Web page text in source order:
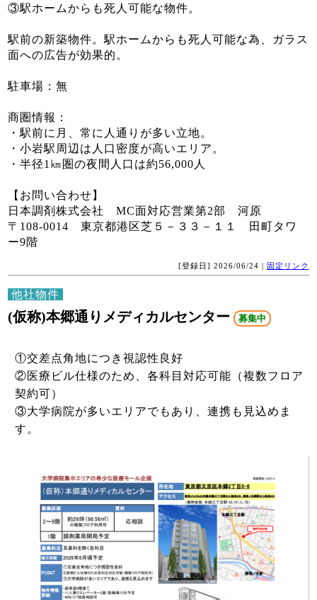
③駅ホームからも死人可能な物件。
駅前の新築物件。駅ホームからも死人可能な為、ガラス
面への広告が効果的。
駐車場：無
商圏情報：
・駅前に月、常に人通りが多い立地。
・小岩駅周辺は人口密度が高いエリア。
・半径1㎞圏の夜間人口は約56,000人
【お問い合わせ】
日本調剤株式会社 MC面対応営業第2部 河原
〒108-0014 東京都港区芝５－３３－１１ 田町タワ
ー9階
[登録日] 2026/06/24 | 固定リンク
他社物件
(仮称)本郷通りメディカルセンター 募集中
①交差点角地につき視認性良好
②医療ビル仕様のため、各科目対応可能（複数フロア
契約可）
③大学病院が多いエリアでもあり、連携も見込めま
す。